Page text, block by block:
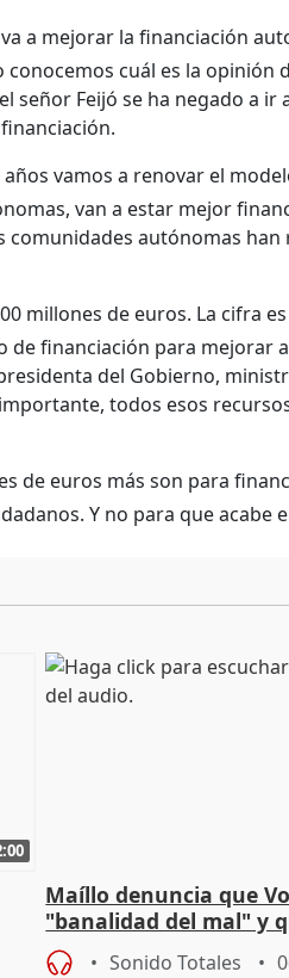
a mejorar la financiación
cuál es la opinión
señor Feijó se ha negado a
años vamos a renovar el
van a estar mejor
comunidades autónomas
millones de euros. La cifra
de financiación para mejorar
del Gobierno,
todos esos
de euros más son para
Y no para que acabe
Maíllo denuncia que
"banalidad del mal" y
asume todas sus tesis
Sonido Totales